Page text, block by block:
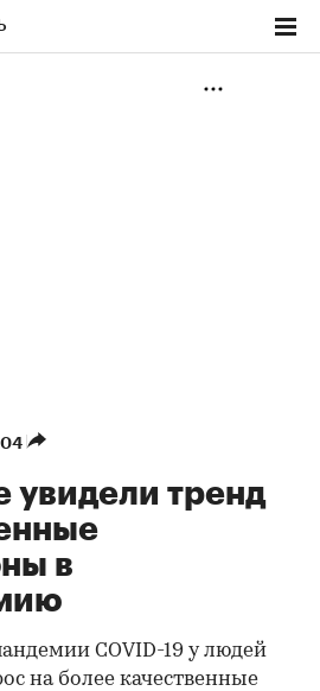
увидели тренд
в
COVID-19 у людей
на более качественные